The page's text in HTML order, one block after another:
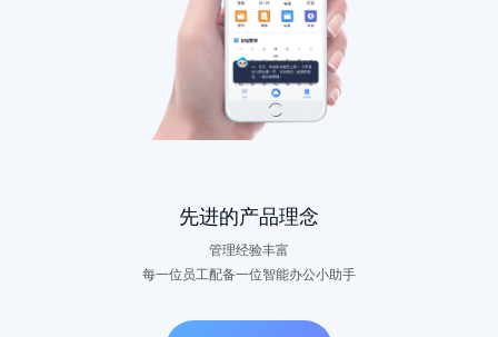
先进的产品理念
管理经验丰富
每一位员工配备一位智能办公小助手